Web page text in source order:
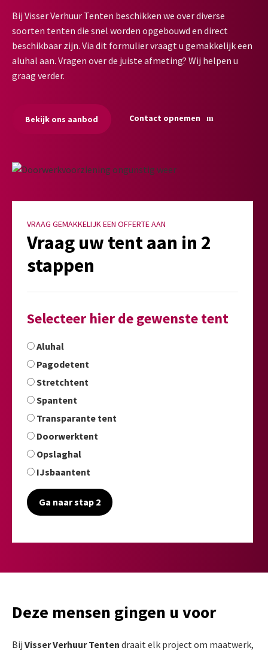
Bij Visser Verhuur Tenten beschikken we over diverse
soorten tenten die snel worden opgebouwd en direct
beschikbaar zijn. Via dit formulier vraagt u gemakkelijk een
aluhal aan. Vragen over de juiste afmeting? Wij helpen u
graag verder.
Bekijk ons aanbod Contact opnemen
VRAAG GEMAKKELIJK EEN OFFERTE AAN
Vraag uw tent aan in 2
stappen
Selecteer hier de gewenste tent
Aluhal
Pagodetent
Stretchtent
Spantent
Transparante tent
Doorwerktent
Opslaghal
IJsbaantent
Ga naar stap 2
Deze mensen gingen u voor
Bij Visser Verhuur Tenten draait elk project om maatwerk,